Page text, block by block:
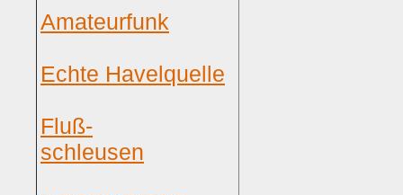
Amateurfunk
Echte Havelquelle
Fluß-
schleusen